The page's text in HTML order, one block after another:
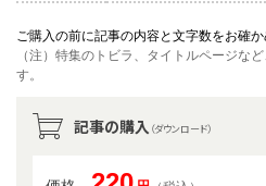
ご購入の前に記事の内容と文字数をお確か
（注）特集のトビラ、タイトルページな
す。
記事の購入 （ダウンロード）